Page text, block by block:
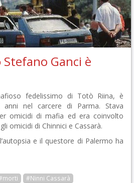
Ganci è
fedelissimo di Totò Riina, è
nel carcere di Parma. Stava
omicidi di mafia ed era coinvolto
omicidi di Chinnici e Cassarà.
e il questore di Palermo ha
#Ninni Cassarà